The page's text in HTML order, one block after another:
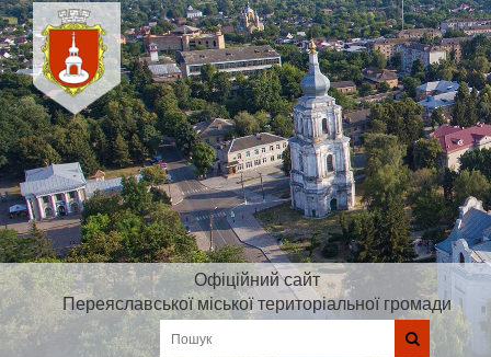
Офіційний сайт
Переяславської міської територіальної громади